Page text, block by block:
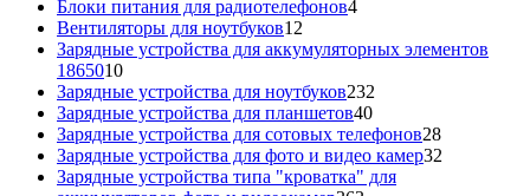
товаров
Блоки питания для радиотелефонов44
Вентиляторы для ноутбуков12
товаров
Зарядные устройства для аккумуляторных элементов
186501010
товаров
Зарядные устройства для ноутбуков232
Зарядные устройства для планшетов4040
товаров
Зарядные устройства для сотовых телефонов2828
товаров
Зарядные устройства для фото и видео камер32
Зарядные устройства типа "кроватка" для